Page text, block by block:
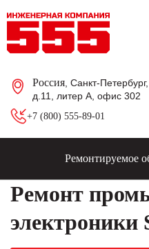
Россия , Санкт-
д.11, литер А, офис 302
+7 (800) 555-89-01
Ремонтируемое
Ремонт